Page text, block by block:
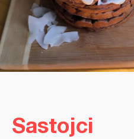
Sastojci